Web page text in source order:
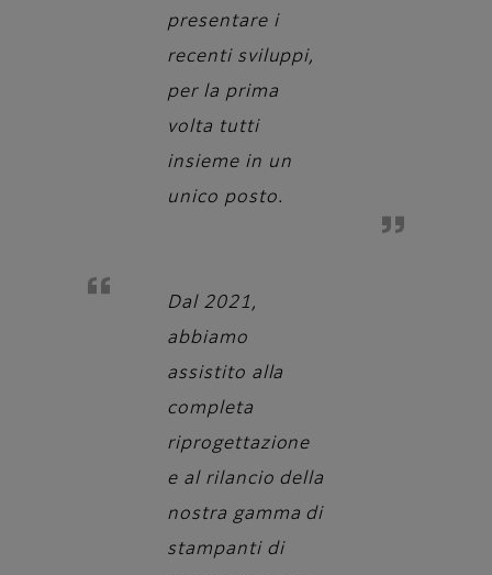
presentare i
recenti sviluppi,
per la prima
volta tutti
insieme in un
unico posto.
Dal 2021,
abbiamo
assistito alla
completa
riprogettazione
e al rilancio della
nostra gamma di
stampanti di